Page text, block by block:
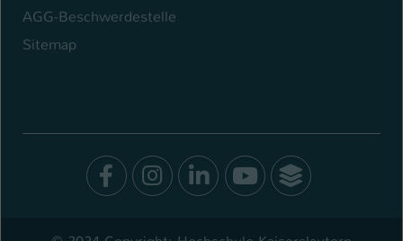
AGG-Beschwerdestelle
Sitemap
Facebook
Instagram
LinkedIn
Youtube